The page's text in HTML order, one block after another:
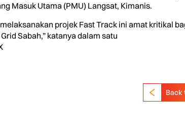
Masuk Utama (PMU) Langsat, Kimanis.
projek Fast Track ini amat kritikal
Sabah,” katanya dalam satu
Back